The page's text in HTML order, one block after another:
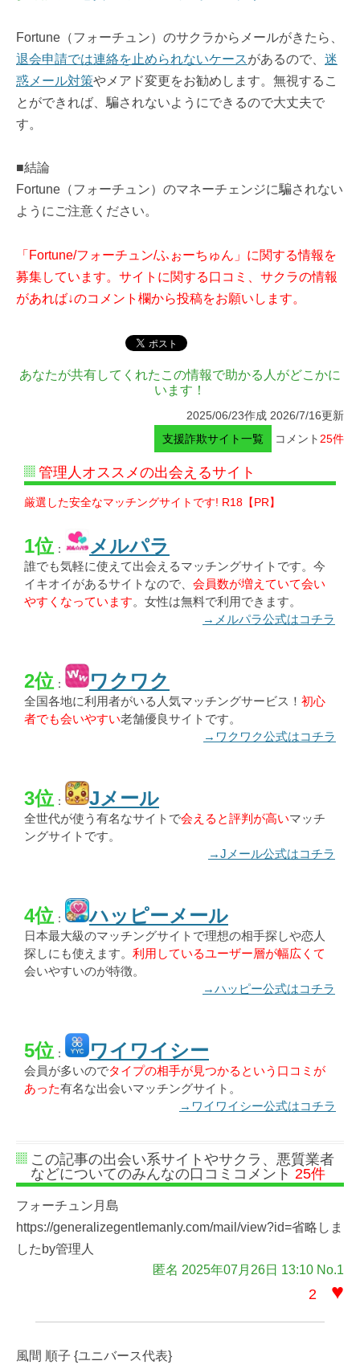
Fortune（フォーチュン）のサクラからメールがきたら、
退会申請では連絡を止められないケースがあるので、 迷
惑メール対策やメアド変更をお勧めします。無視するこ
とができれば、騙されないようにできるので大丈夫で
す。
■結論
Fortune（フォーチュン）のマネーチェンジに騙されない
ようにご注意ください。
「Fortune/フォーチュン/ふぉーちゅん」に関する情報を
募集しています。サイトに関する口コミ、サクラの情報
があれば↓のコメント欄から投稿をお願いします。
あなたが共有してくれたこの情報で助かる人がどこかに
います！
2025/06/23作成 2026/7/16更新
支援詐欺サイト一覧
コメント 25件
管理人オススメの出会えるサイト
厳選した安全なマッチングサイトです! R18【PR】
1位 ： メルパラ
誰でも気軽に使えて出会えるマッチングサイトです。今
イキオイがあるサイトなので、 会員数が増えていて会い
やすくなっています。女性は無料で利用できます。
→メルパラ公式はコチラ
2位 ： ワクワク
全国各地に利用者がいる人気マッチングサービス！ 初心
者でも会いやすい老舗優良サイトです。
→ワクワク公式はコチラ
3位 ： Jメール
全世代が使う有名なサイトで会えると評判が高いマッチ
ングサイトです。
→Jメール公式はコチラ
4位 ： ハッピーメール
日本最大級のマッチングサイトで理想の相手探しや恋人
探しにも使えます。 利用しているユーザー層が幅広くて
会いやすいのが特徴。
→ハッピー公式はコチラ
5位 ： ワイワイシー
会員が多いのでタイプの相手が見つかるという口コミが
あった有名な出会いマッチングサイト。
→ワイワイシー公式はコチラ
この記事の出会い系サイトやサクラ、悪質業者
などについてのみんなの口コミコメント 25件
フォーチュン月島
https://generalizegentlemanly.com/mail/view?id=省略しま
したby管理人
匿名 2025年07月26日 13:10 No.1
2 ♥
風間 順子 {ユニバース代表}